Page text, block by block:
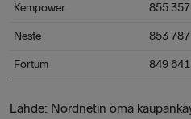
Kempower 855 357
Neste 853 787
Fortum 849 641
Lähde: Nordnetin oma